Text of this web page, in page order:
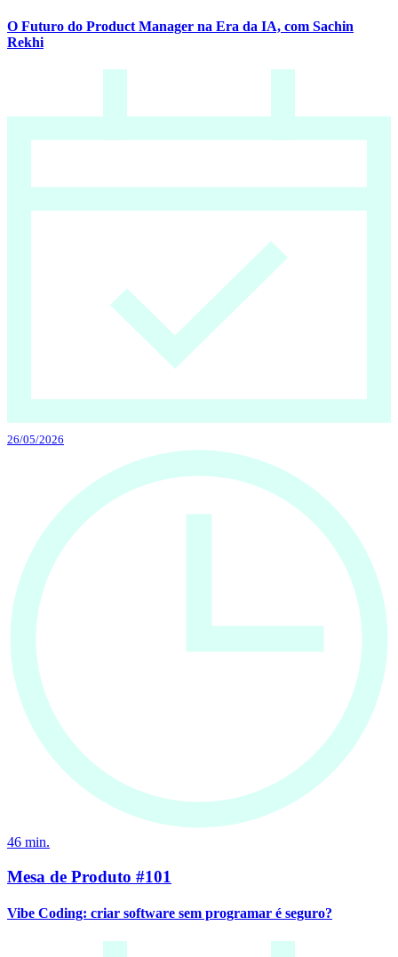
O Futuro do Product Manager na Era da IA, com Sachin
Rekhi
26/05/2026
46 min.
Mesa de Produto #101
Vibe Coding: criar software sem programar é seguro?